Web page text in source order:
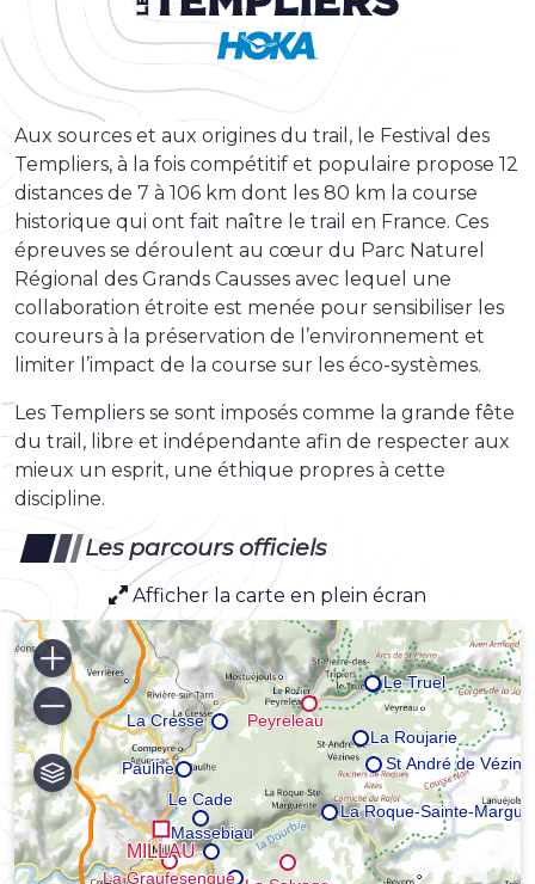
Aux sources et aux origines du trail, le Festival des
Templiers, à la fois compétitif et populaire propose 12
distances de 7 à 106 km dont les 80 km la course
historique qui ont fait naître le trail en France. Ces
épreuves se déroulent au cœur du Parc Naturel
Régional des Grands Causses avec lequel une
collaboration étroite est menée pour sensibiliser les
coureurs à la préservation de l’environnement et
limiter l’impact de la course sur les éco-systèmes.
Les Templiers se sont imposés comme la grande fête
du trail, libre et indépendante afin de respecter aux
mieux un esprit, une éthique propres à cette
discipline.
Les parcours officiels
Afficher la carte en plein écran